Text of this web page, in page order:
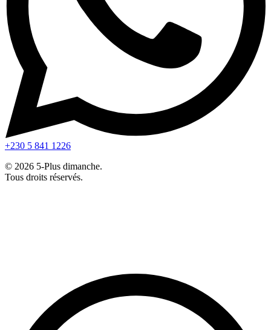
+230 5 841 1226
© 2026 5-Plus dimanche.
Tous droits réservés.